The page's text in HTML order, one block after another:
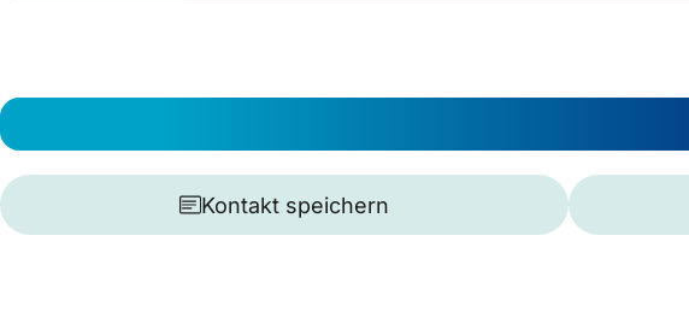
Kontakt speichern